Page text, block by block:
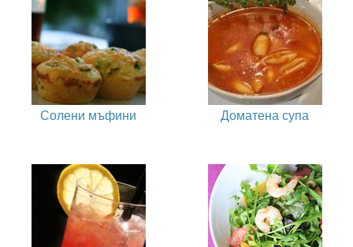
Солени мъфини Доматена супа